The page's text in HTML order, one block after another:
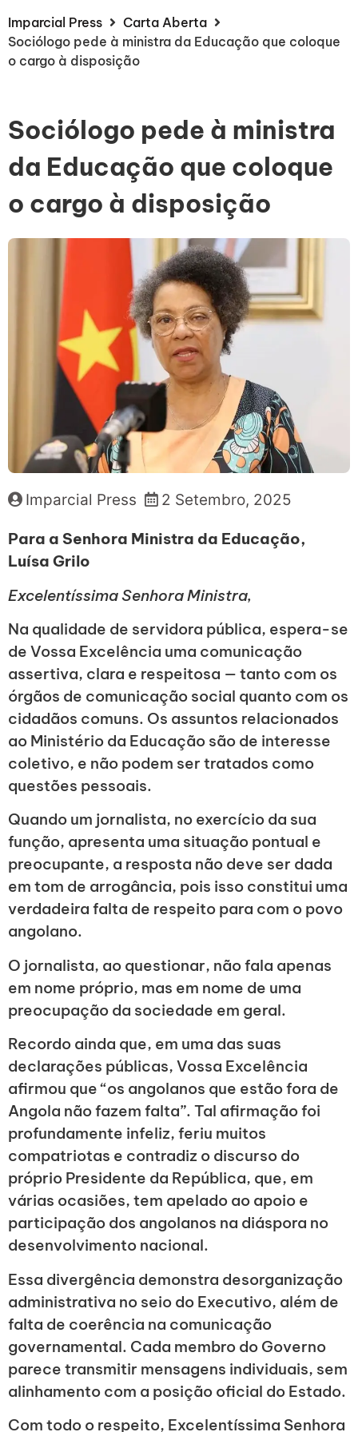
Imparcial Press
Carta Aberta
Sociólogo pede à ministra da Educação que coloque
o cargo à disposição
Sociólogo pede à ministra
da Educação que coloque
o cargo à disposição
Imparcial Press 2 Setembro, 2025
Para a Senhora Ministra da Educação,
Luísa Grilo
Excelentíssima Senhora Ministra,
Na qualidade de servidora pública, espera-se
de Vossa Excelência uma comunicação
assertiva, clara e respeitosa — tanto com os
órgãos de comunicação social quanto com os
cidadãos comuns. Os assuntos relacionados
ao Ministério da Educação são de interesse
coletivo, e não podem ser tratados como
questões pessoais.
Quando um jornalista, no exercício da sua
função, apresenta uma situação pontual e
preocupante, a resposta não deve ser dada
em tom de arrogância, pois isso constitui uma
verdadeira falta de respeito para com o povo
angolano.
O jornalista, ao questionar, não fala apenas
em nome próprio, mas em nome de uma
preocupação da sociedade em geral.
Recordo ainda que, em uma das suas
declarações públicas, Vossa Excelência
afirmou que “os angolanos que estão fora de
Angola não fazem falta”. Tal afirmação foi
profundamente infeliz, feriu muitos
compatriotas e contradiz o discurso do
próprio Presidente da República, que, em
várias ocasiões, tem apelado ao apoio e
participação dos angolanos na diáspora no
desenvolvimento nacional.
Essa divergência demonstra desorganização
administrativa no seio do Executivo, além de
falta de coerência na comunicação
governamental. Cada membro do Governo
parece transmitir mensagens individuais, sem
alinhamento com a posição oficial do Estado.
Com todo o respeito, Excelentíssima Senhora